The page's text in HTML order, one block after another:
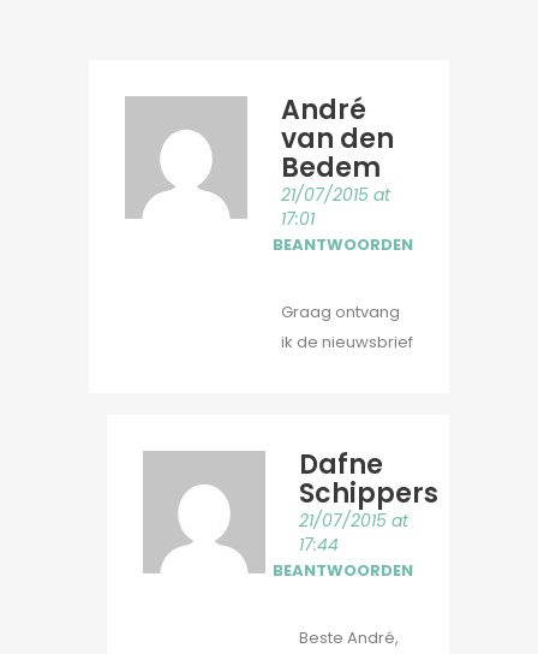
André
van den
Bedem
21/07/2015 at
17:01
BEANTWOORDEN
Graag ontvang
ik de nieuwsbrief
Dafne
Schippers
21/07/2015 at
17:44
BEANTWOORDEN
Beste André,